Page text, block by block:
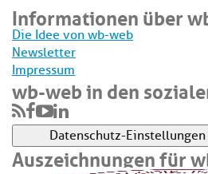
Informationen über
Die Idee von wb-web
Newsletter
Impressum
wb-web in den
Datenschutz-Einstellungen
Auszeichnungen für